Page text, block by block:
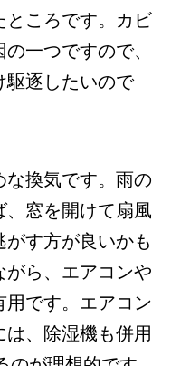
ところです。カビ
一つですので、
駆逐したいので
換気です。雨の
、窓を開けて扇風
す方が良いかも
がら、エアコンや
用です。エアコン
、除湿機も併用